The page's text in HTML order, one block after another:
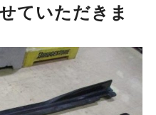
ていただきま